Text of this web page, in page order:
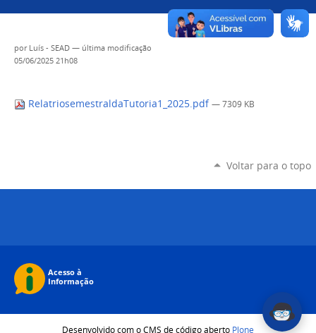
por Luís - SEAD — última modificação
05/06/2025 21h08
RelatriosemestraldaTutoria1_2025.pdf — 7309 KB
Voltar para o topo
Desenvolvido com o CMS de código aberto Plone